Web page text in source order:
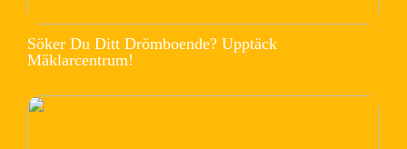
Söker Du Ditt Drömboende? Upptäck
Mäklarcentrum!